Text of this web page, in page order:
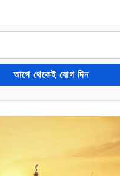
আগে থেকেই যোগ দিন